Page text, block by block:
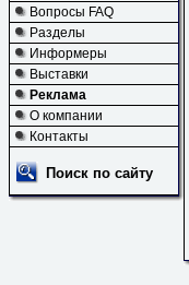
Вопросы FAQ
Разделы
Информеры
Выставки
Реклама
О компании
Контакты
Поиск по сайту